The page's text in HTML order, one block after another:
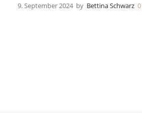
9. September 2024 by Bettina Schwarz 0